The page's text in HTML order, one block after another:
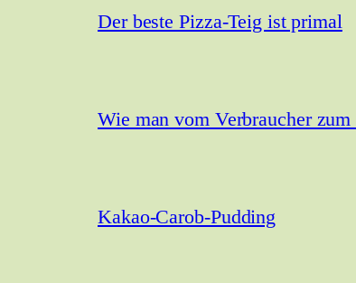
Der beste Pizza-Teig ist primal
Wie man vom Verbraucher
Kakao-Carob-Pudding